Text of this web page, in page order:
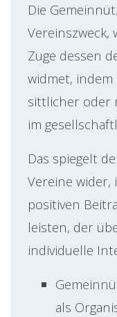
Die
Vereinszweck,
Zuge dessen
widmet,
sittlicher oder
im
Das spiegelt
Vereine wider,
positiven
leisten, der
individuelle
als